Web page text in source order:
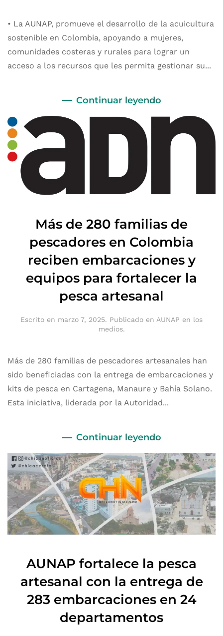
• La AUNAP, promueve el desarrollo de la acuicultura
sostenible en Colombia, apoyando a mujeres,
comunidades costeras y rurales para lograr un
acceso a los recursos que les permita gestionar su...
Continuar leyendo
Más de 280 familias de
pescadores en Colombia
reciben embarcaciones y
equipos para fortalecer la
pesca artesanal
Escrito en marzo 7, 2025. Publicado en AUNAP en los
medios.
Más de 280 familias de pescadores artesanales han
sido beneficiadas con la entrega de embarcaciones y
kits de pesca en Cartagena, Manaure y Bahía Solano.
Esta iniciativa, liderada por la Autoridad...
Continuar leyendo
AUNAP fortalece la pesca
artesanal con la entrega de
283 embarcaciones en 24
departamentos